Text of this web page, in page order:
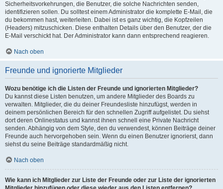
Sicherheitsvorkehrungen, die Benutzer, die solche Nachrichten senden,
identifizieren sollen. Du solltest einem Administrator die komplette E-Mail, die
du bekommen hast, weiterleiten. Dabei ist es ganz wichtig, die Kopfzeilen
(Headers) mitzuschicken. Diese enthalten Details über den Benutzer, der die
E-Mail verschickt hat. Der Administrator kann dann entsprechend reagieren.
Nach oben
Freunde und ignorierte Mitglieder
Wozu benötige ich die Listen der Freunde und ignorierten Mitglieder?
Du kannst diese Listen benutzen, um andere Mitglieder des Boards zu
verwalten. Mitglieder, die du deiner Freundesliste hinzufügst, werden in
deinem persönlichen Bereich für den schnellen Zugriff aufgelistet. Du siehst
dort deren Onlinestatus und kannst ihnen schnell eine Private Nachricht
senden. Abhängig von dem Style, den du verwendest, können Beiträge deiner
Freunde auch hervorgehoben sein. Wenn du einen Benutzer ignorierst, dann
siehst du seine Beiträge standardmäßig nicht.
Nach oben
Wie kann ich Mitglieder zur Liste der Freunde oder zur Liste der ignorierten